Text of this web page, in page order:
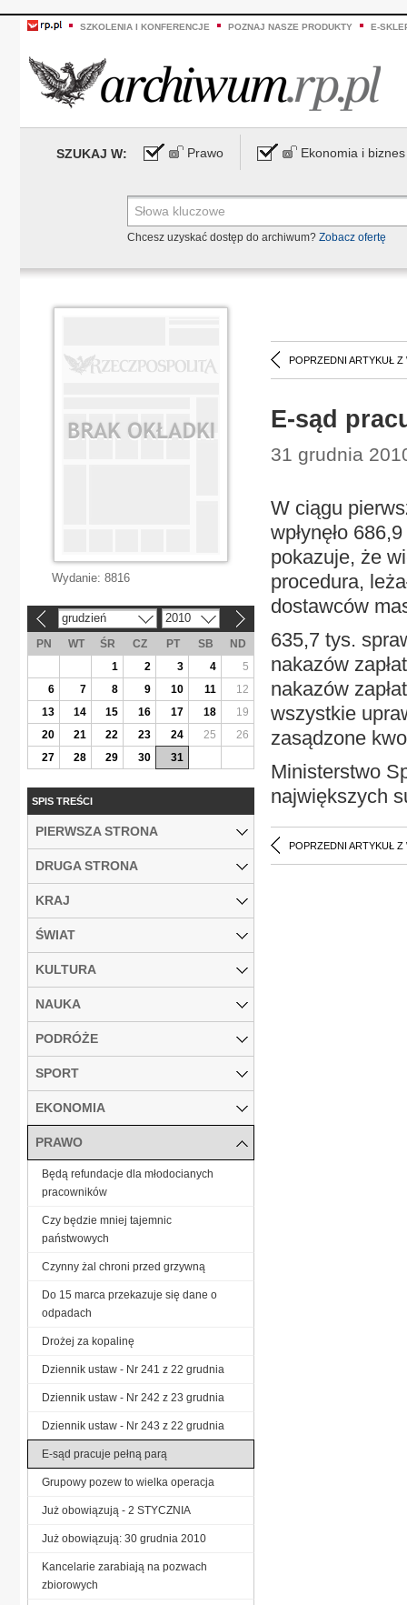
SZKOLENIA I KONFERENCJE POZNAJ NASZE PRODUKTY E-
SZUKAJ W: Prawo Ekonomia i biznes
Chcesz uzyskać dostęp do archiwum? Zobacz ofertę
POPRZEDNI ARTYKUŁ Z
E-sąd
31 grudnia
W ciągu
wpłynęło
pokazuje, że
procedura,
dostawców
635,7 tys.
nakazów
nakazów
wszystkie
zasądzone
Ministerstwo
największych
POPRZEDNI ARTYKUŁ Z
Wydanie: 8816
grudzień 2010
PN WT ŚR CZ PT SB
ND
1
2 3 4
5
6
7 8 9 10 11
12
13
14 15 16 17 18
19
20
21 22 23 24 25
26
27
28 29 30 31
SPIS TREŚCI
PIERWSZA STRONA
DRUGA STRONA
KRAJ
ŚWIAT
KULTURA
NAUKA
PODRÓŻE
SPORT
EKONOMIA
PRAWO
Będą refundacje dla młodocianych
pracowników
Czy będzie mniej tajemnic
państwowych
Czynny żal chroni przed grzywną
Do 15 marca przekazuje się dane o
odpadach
Drożej za kopalinę
Dziennik ustaw - Nr 241 z 22 grudnia
Dziennik ustaw - Nr 242 z 23 grudnia
Dziennik ustaw - Nr 243 z 22 grudnia
E-sąd pracuje pełną parą
Grupowy pozew to wielka operacja
Już obowiązują - 2 STYCZNIA
Już obowiązują: 30 grudnia 2010
Kancelarie zarabiają na pozwach
zbiorowych